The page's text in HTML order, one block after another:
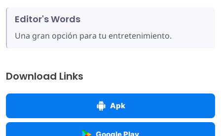
Editor's Words
Una gran opción para tu entretenimiento.
Download Links
Apk